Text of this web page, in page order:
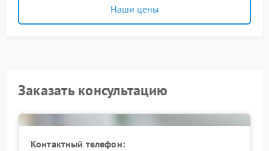
Наши цены
Заказать консультацию
Контактный телефон: